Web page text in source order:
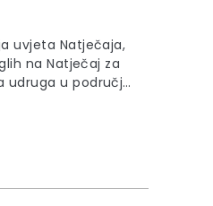
uvjeta Natječaja,
na Natječaj za
udruga u području
o ispunjavanju